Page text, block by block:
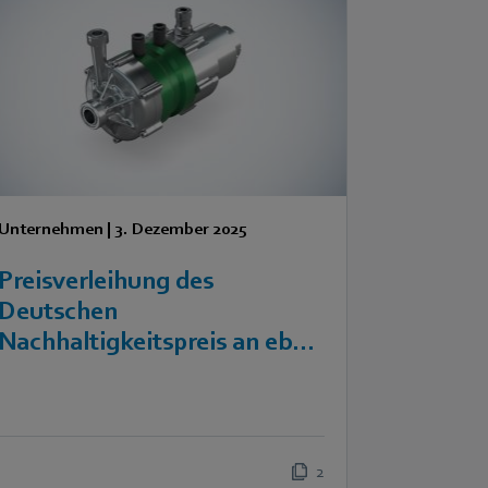
Unternehmen | 3. Dezember 2025
Preisverleihung des
Deutschen
Nachhaltigkeitspreis an ebm-
2